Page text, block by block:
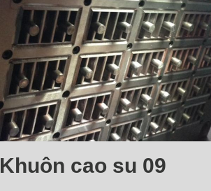
Khuôn cao su 09